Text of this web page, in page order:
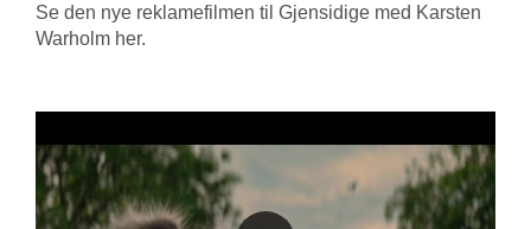
Se den nye reklamefilmen til Gjensidige med Karsten
Warholm her.